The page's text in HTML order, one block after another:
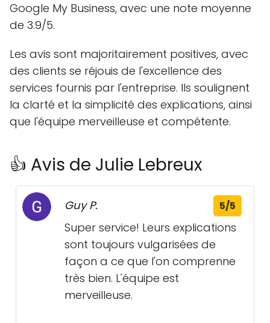
Google My Business, avec une note moyenne
de 3.9/5.
Les avis sont majoritairement positives, avec
des clients se réjouis de l'excellence des
services fournis par l'entreprise. Ils soulignent
la clarté et la simplicité des explications, ainsi
que l'équipe merveilleuse et compétente.
👍 Avis de Julie Lebreux
Guy P. 5/5
Super service! Leurs explications
sont toujours vulgarisées de
façon a ce que l'on comprenne
très bien. L'équipe est
merveilleuse.